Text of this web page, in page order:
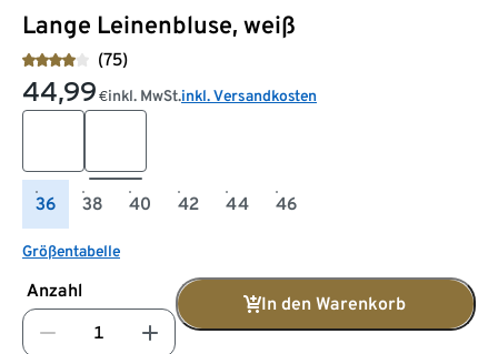
Lange Leinenbluse, weiß
(75)
44,99 €inkl. MwSt.inkl. Versandkosten
36 38 40 42 44 46
Größentabelle
Anzahl
In den Warenkorb